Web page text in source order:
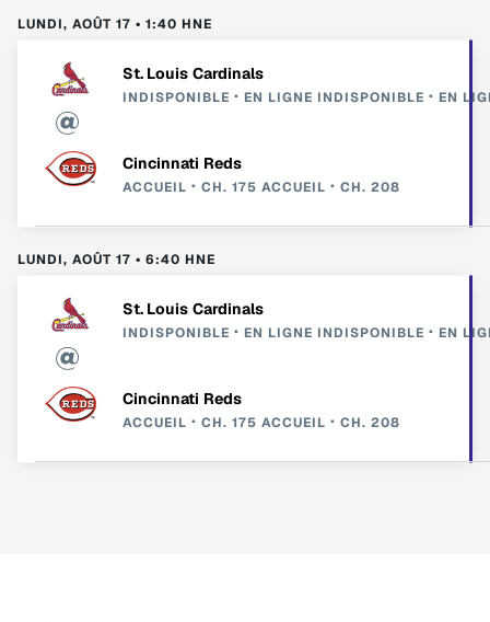
LUNDI, AOÛT 17 • 1:40 HNE
St. Louis Cardinals
INDISPONIBLE EN LIGNE INDISPONIBLE EN
Cincinnati Reds
ACCUEIL CH. 175 ACCUEIL CH. 208
LUNDI, AOÛT 17 • 6:40 HNE
St. Louis Cardinals
INDISPONIBLE EN LIGNE INDISPONIBLE EN
Cincinnati Reds
ACCUEIL CH. 175 ACCUEIL CH. 208